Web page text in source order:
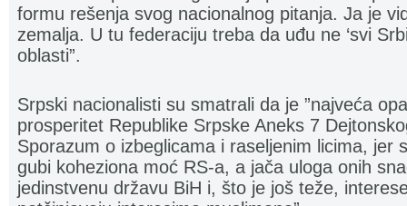
formu rešenja svog nacionalnog pitanja. Ja je
zemalja. U tu federaciju treba da uđu ne ‘svi
oblasti”.
Srpski nacionalisti su smatrali da je ”najveća
prosperitet Republike Srpske Aneks 7
Sporazum o izbeglicama i raseljenim licima, jer
gubi koheziona moć RS-a, a jača uloga onih
jedinstvenu državu BiH i, što je još teže,